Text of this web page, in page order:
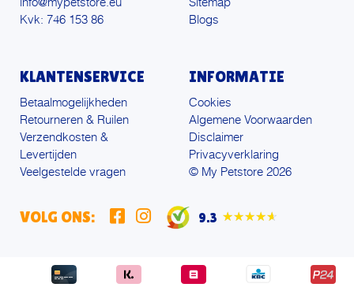
info@mypetstore.eu
Kvk: 746 153 86
Sitemap
Blogs
KLANTENSERVICE
Betaalmogelijkheden
Retourneren & Ruilen
Verzendkosten &
Levertijden
Veelgestelde vragen
INFORMATIE
Cookies
Algemene Voorwaarden
Disclaimer
Privacyverklaring
© My Petstore 2026
VOLG ONS: 9.3 ★★★★★